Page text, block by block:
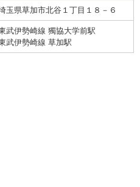
玉県草加市北谷１丁目１８－６
武伊勢崎線 獨協大学前駅
武伊勢崎線 草加駅